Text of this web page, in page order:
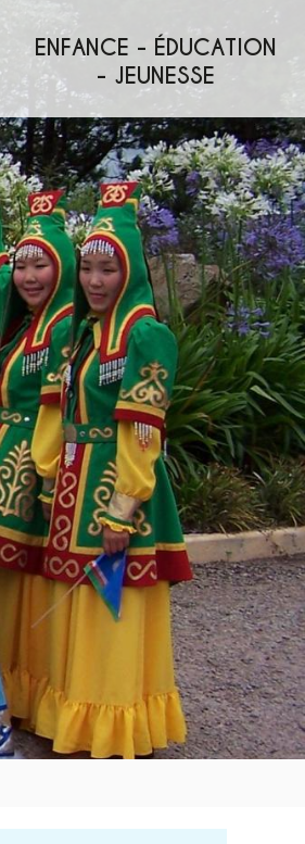
ENFANCE - ÉDUCATION
- JEUNESSE